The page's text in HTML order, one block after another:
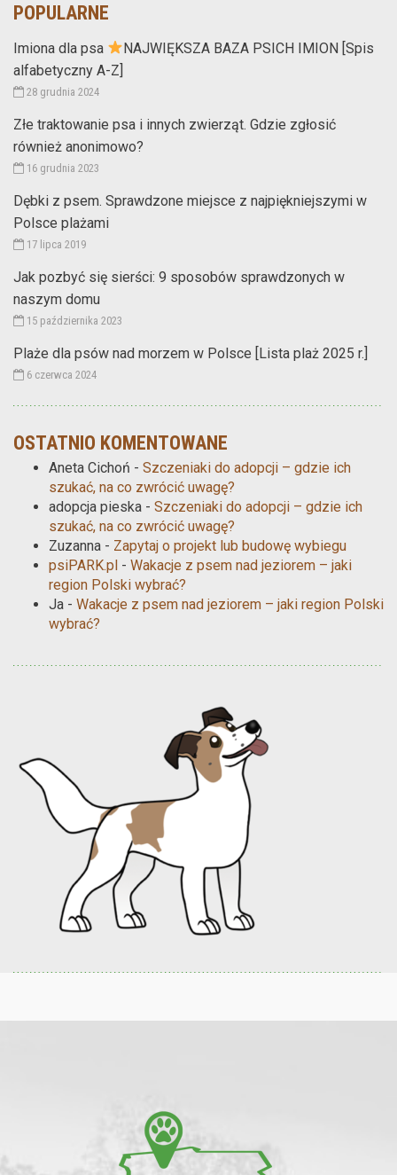
POPULARNE
Imiona dla psa
NAJWIĘKSZA BAZA PSICH IMION [Spis
alfabetyczny A-Z]
28 grudnia 2024
Złe traktowanie psa i innych zwierząt. Gdzie zgłosić
również anonimowo?
16 grudnia 2023
Dębki z psem. Sprawdzone miejsce z najpiękniejszymi w
Polsce plażami
17 lipca 2019
Jak pozbyć się sierści: 9 sposobów sprawdzonych w
naszym domu
15 października 2023
Plaże dla psów nad morzem w Polsce [Lista plaż 2025 r.]
6 czerwca 2024
OSTATNIO KOMENTOWANE
Aneta Cichoń - Szczeniaki do adopcji – gdzie ich
szukać, na co zwrócić uwagę?
adopcja pieska - Szczeniaki do adopcji – gdzie ich
szukać, na co zwrócić uwagę?
Zuzanna - Zapytaj o projekt lub budowę wybiegu
psiPARK.pl - Wakacje z psem nad jeziorem – jaki
region Polski wybrać?
Ja - Wakacje z psem nad jeziorem – jaki region Polski
wybrać?